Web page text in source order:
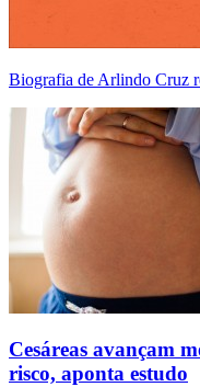
Biografia de Arlindo Cruz
Cesáreas avançam
risco, aponta estudo